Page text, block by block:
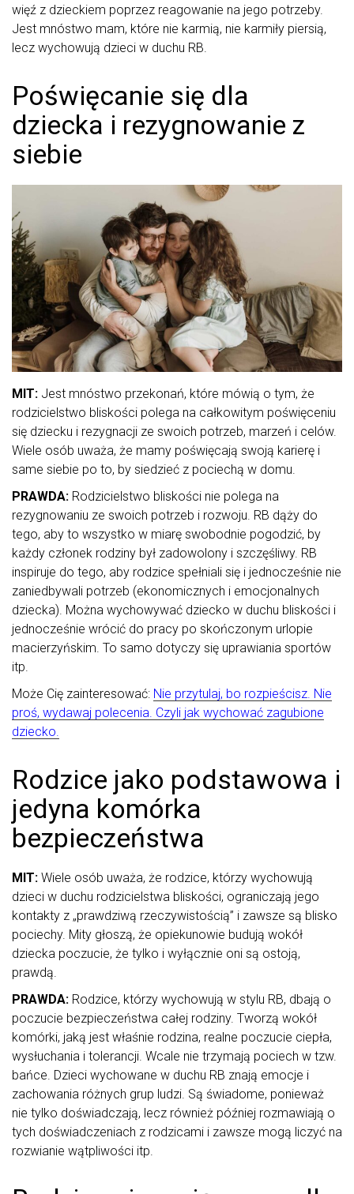
więź z dzieckiem poprzez reagowanie na jego potrzeby.
Jest mnóstwo mam, które nie karmią, nie karmiły piersią,
lecz wychowują dzieci w duchu RB.
Poświęcanie się dla
dziecka i rezygnowanie z
siebie
MIT: Jest mnóstwo przekonań, które mówią o tym, że
rodzicielstwo bliskości polega na całkowitym poświęceniu
się dziecku i rezygnacji ze swoich potrzeb, marzeń i celów.
Wiele osób uważa, że mamy poświęcają swoją karierę i
same siebie po to, by siedzieć z pociechą w domu.
PRAWDA: Rodzicielstwo bliskości nie polega na
rezygnowaniu ze swoich potrzeb i rozwoju. RB dąży do
tego, aby to wszystko w miarę swobodnie pogodzić, by
każdy członek rodziny był zadowolony i szczęśliwy. RB
inspiruje do tego, aby rodzice spełniali się i jednocześnie nie
zaniedbywali potrzeb (ekonomicznych i emocjonalnych
dziecka). Można wychowywać dziecko w duchu bliskości i
jednocześnie wrócić do pracy po skończonym urlopie
macierzyńskim. To samo dotyczy się uprawiania sportów
itp.
Może Cię zainteresować: Nie przytulaj, bo rozpieścisz. Nie
proś, wydawaj polecenia. Czyli jak wychować zagubione
dziecko.
Rodzice jako podstawowa i
jedyna komórka
bezpieczeństwa
MIT: Wiele osób uważa, że rodzice, którzy wychowują
dzieci w duchu rodzicielstwa bliskości, ograniczają jego
kontakty z „prawdziwą rzeczywistością” i zawsze są blisko
pociechy. Mity głoszą, że opiekunowie budują wokół
dziecka poczucie, że tylko i wyłącznie oni są ostoją,
prawdą.
PRAWDA: Rodzice, którzy wychowują w stylu RB, dbają o
poczucie bezpieczeństwa całej rodziny. Tworzą wokół
komórki, jaką jest właśnie rodzina, realne poczucie ciepła,
wysłuchania i tolerancji. Wcale nie trzymają pociech w tzw.
bańce. Dzieci wychowane w duchu RB znają emocje i
zachowania różnych grup ludzi. Są świadome, ponieważ
nie tylko doświadczają, lecz również później rozmawiają o
tych doświadczeniach z rodzicami i zawsze mogą liczyć na
rozwianie wątpliwości itp.